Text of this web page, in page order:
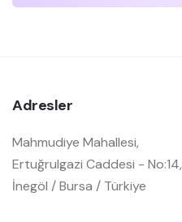
Adresler
Mahmudiye Mahallesi,
Ertuğrulgazi Caddesi - No:14,
İnegöl / Bursa / Türkiye